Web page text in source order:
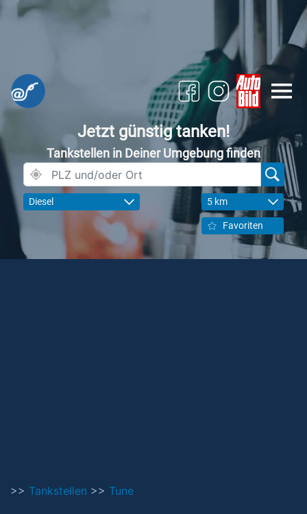
Jetzt günstig tanken!
Tankstellen in Deiner Umgebung finden
Diesel 5 km
Favoriten
>> Tankstellen >> Tune